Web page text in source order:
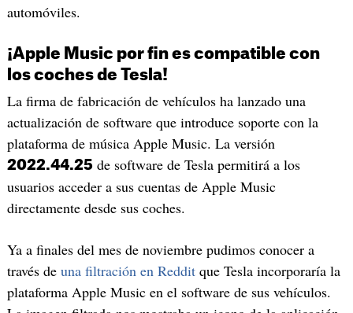
automóviles.
¡Apple Music por fin es compatible con
los coches de Tesla!
La firma de fabricación de vehículos ha lanzado una
actualización de software que introduce soporte con la
plataforma de música Apple Music. La versión
2022.44.25de software de Tesla permitirá a los
usuarios acceder a sus cuentas de Apple Music
directamente desde sus coches.
Ya a finales del mes de noviembre pudimos conocer a
través de una filtración en Redditque Tesla incorporaría la
plataforma Apple Music en el software de sus vehículos.